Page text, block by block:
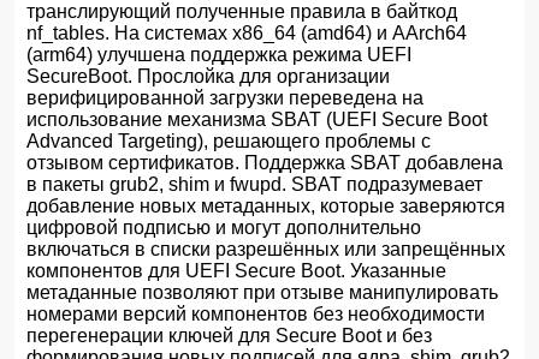
транслирующий полученные правила в байткод
nf_tables. На системах x86_64 (amd64) и AArch64
(arm64) улучшена поддержка режима UEFI
SecureBoot. Прослойка для организации
верифицированной загрузки переведена на
использование механизма SBAT (UEFI Secure Boot
Advanced Targeting), решающего проблемы с
отзывом сертификатов. Поддержка SBAT добавлена
в пакеты grub2, shim и fwupd. SBAT подразумевает
добавление новых метаданных, которые заверяются
цифровой подписью и могут дополнительно
включаться в списки разрешённых или запрещённых
компонентов для UEFI Secure Boot. Указанные
метаданные позволяют при отзыве манипулировать
номерами версий компонентов без необходимости
перегенерации ключей для Secure Boot и без